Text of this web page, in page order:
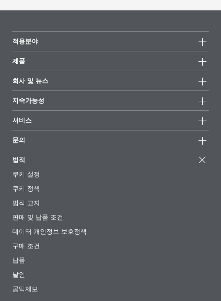
적용분야
제품
모든제품
하이라이트
회사 및 뉴스
뉴스
언론 및 미디어
소재지 및 판매점
전시회 및 이벤트
지속가능성
지속가능한 제품
성공 사례
EcoVadis
인증서
서비스
추천 배합
기사
전자책
규제 현황
첨가제 안내 앱
동영상
다운로드
문의
법적
쿠키 설정
쿠키 정책
법적 고지
판매 및 납품 조건
데이터 개인정보 보호정책
구매 조건
납품
날인
공익제보